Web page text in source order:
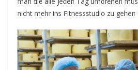
nicht mehr ins Fitnessstudio zu gehen